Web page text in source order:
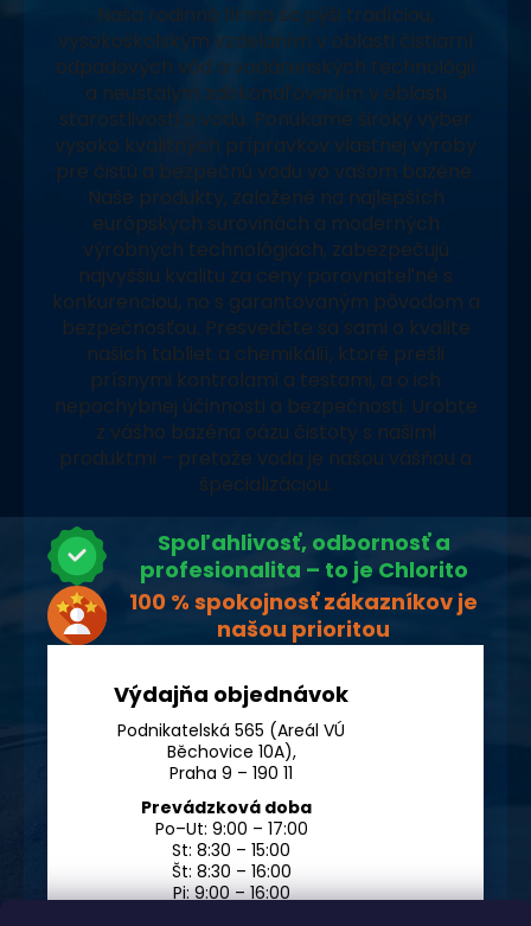
Naša rodinná firma sa pýši tradíciou,
vysokoškolským vzdelaním v oblasti čistiarní
odpadových vôd a vodárenských technológií
a neustálym zdokonaľovaním v oblasti
starostlivosti o vodu. Ponúkame široký výber
vysoko kvalitných prípravkov vlastnej výroby
pre čistú a bezpečnú vodu vo vašom bazéne.
Naše produkty, založené na najlepších
európskych surovinách a moderných
výrobných technológiách, zabezpečujú
najvyššiu kvalitu za ceny porovnateľné s
konkurenciou, no s garantovaným pôvodom a
bezpečnosťou. Presvedčte sa sami o kvalite
našich tabliet a chemikálií, ktoré prešli
prísnymi kontrolami a testami, a o ich
nepochybnej účinnosti a bezpečnosti. Urobte
z vášho bazéna oázu čistoty s našimi
produktmi – pretože voda je našou vášňou a
špecializáciou.
Spoľahlivosť, odbornosť a
profesionalita – to je Chlorito
100 % spokojnosť zákazníkov je
našou prioritou
Výdajňa objednávok
Podnikatelská 565 (Areál VÚ
Běchovice 10A),
Praha 9 – 190 11
Prevádzková doba
Po–Ut: 9:00 – 17:00
St: 8:30 – 15:00
Št: 8:30 – 16:00
Pi: 9:00 – 16:00